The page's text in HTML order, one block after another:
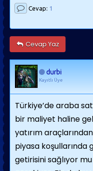
Cevap: 1
Cevap Yaz
durbi
Kayıtlı Üye
Türkiye’de araba
bir maliyet haline
yatırım
piyasa koşullarında
getirisini sağlıyor